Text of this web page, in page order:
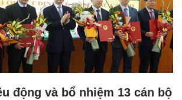
động và bổ nhiệm 13 cán bộ